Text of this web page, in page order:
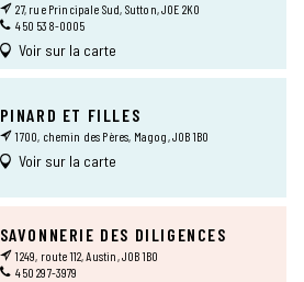
27, rue Principale Sud, Sutton, J0E 2K0
450 538-0005
Voir sur la carte
PINARD ET FILLES
1700, chemin des Pères, Magog, J0B 1B0
Voir sur la carte
SAVONNERIE DES DILIGENCES
1249, route 112, Austin, J0B 1B0
450 297-3979